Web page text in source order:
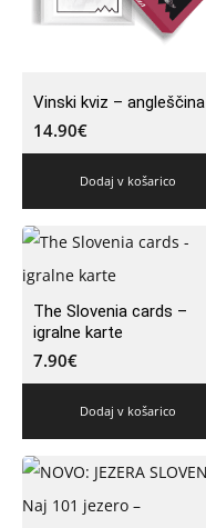
Vinski kviz – angleščina
14.90€
Dodaj v košarico
The Slovenia cards –
igralne karte
7.90€
Dodaj v košarico